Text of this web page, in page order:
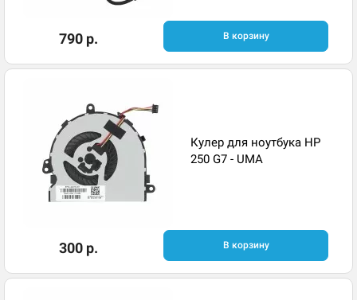
790 р. В корзину
Кулер для ноутбука HP
250 G7 - UMA
300 р. В корзину